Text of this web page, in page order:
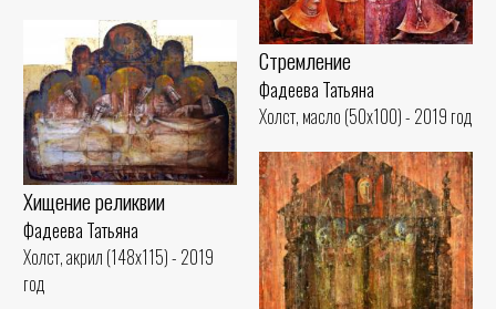
Стремление
Фадеева Татьяна
Холст, масло (50x100) - 2019 год
Хищение реликвии
Фадеева Татьяна
Холст, акрил (148x115) - 2019
год